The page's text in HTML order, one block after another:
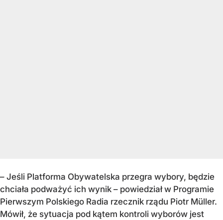
– Jeśli Platforma Obywatelska przegra wybory, będzie
chciała podważyć ich wynik – powiedział w Programie
Pierwszym Polskiego Radia rzecznik rządu Piotr Müller.
Mówił, że sytuacja pod kątem kontroli wyborów jest